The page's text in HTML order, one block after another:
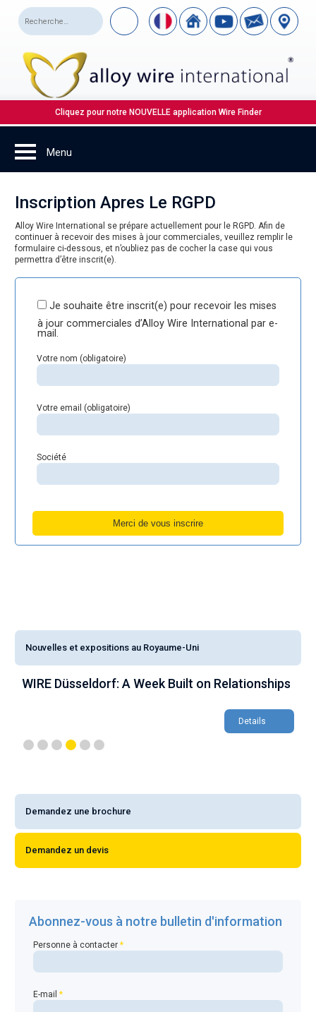
Cliquez pour notre NOUVELLE application Wire Finder
Inscription Apres Le RGPD
Alloy Wire International se prépare actuellement pour le RGPD. Afin de
continuer à recevoir des mises à jour commerciales, veuillez remplir le
formulaire ci-dessous, et n’oubliez pas de cocher la case qui vous
permettra d’être inscrit(e).
Je souhaite être inscrit(e) pour recevoir les mises
à jour commerciales d’Alloy Wire International par e-
mail.
Votre nom (obligatoire)
Votre email (obligatoire)
Société
Nouvelles et expositions au Royaume-Uni
WIRE Düsseldorf: A Week Built on Relationships
Details
Demandez une brochure
Demandez un devis
Abonnez-vous à notre bulletin d'information
Personne à contacter*
E-mail*